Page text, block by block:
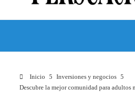
Inicio
Inversiones y negocios
Descubre la mejor comunidad para adultos